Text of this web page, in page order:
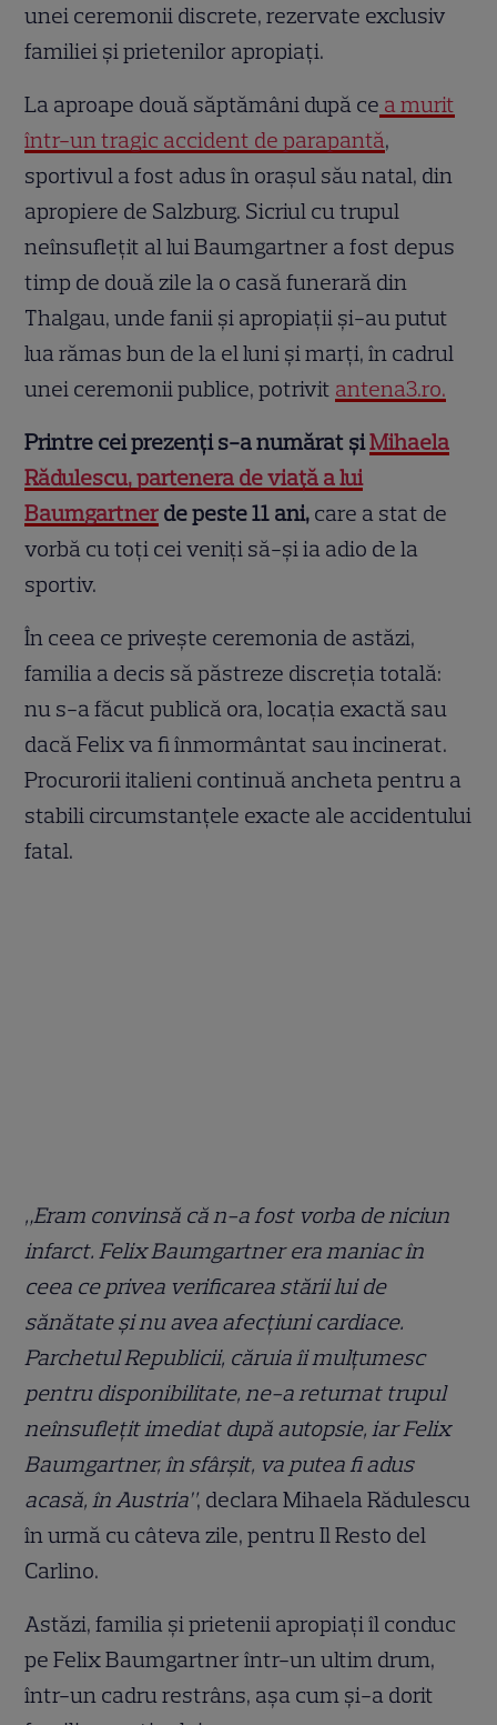
unei ceremonii discrete, rezervate exclusiv
familiei și prietenilor apropiați.
La aproape două săptămâni după ce a murit
într-un tragic accident de parapantă,
sportivul a fost adus în orașul său natal, din
apropiere de Salzburg. Sicriul cu trupul
neînsuflețit al lui Baumgartner a fost depus
timp de două zile la o casă funerară din
Thalgau, unde fanii și apropiații și-au putut
lua rămas bun de la el luni și marți, în cadrul
unei ceremonii publice, potrivit antena3.ro.
Printre cei prezenți s-a numărat șiMihaela
Rădulescu, partenera de viață a lui
Baumgartner de peste 11 ani, care a stat de
vorbă cu toți cei veniți să-și ia adio de la
sportiv.
În ceea ce privește ceremonia de astăzi,
familia a decis să păstreze discreția totală:
nu s-a făcut publică ora, locația exactă sau
dacă Felix va fi înmormântat sau incinerat.
Procurorii italieni continuă ancheta pentru a
stabili circumstanțele exacte ale accidentului
fatal.
„Eram convinsă că n-a fost vorba de niciun
infarct. Felix Baumgartner era maniac în
ceea ce privea verificarea stării lui de
sănătate și nu avea afecțiuni cardiace.
Parchetul Republicii, căruia îi mulțumesc
pentru disponibilitate, ne-a returnat trupul
neînsuflețit imediat după autopsie, iar Felix
Baumgartner, în sfârșit, va putea fi adus
acasă, în Austria”, declara Mihaela Rădulescu
în urmă cu câteva zile, pentru Il Resto del
Carlino.
Astăzi, familia și prietenii apropiați îl conduc
pe Felix Baumgartner într-un ultim drum,
într-un cadru restrâns, așa cum și-a dorit